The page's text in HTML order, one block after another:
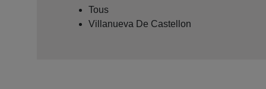
Tous
Villanueva De Castellon